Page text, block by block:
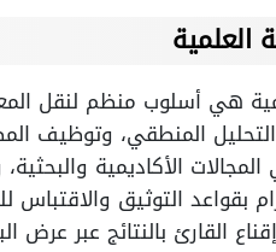
العلمية
هي أسلوب منظم لنقل
المنطقي، وتوظيف
الأكاديمية
بقواعد التوثيق والاقتباس
القارئ بالنتائج عبر عرض